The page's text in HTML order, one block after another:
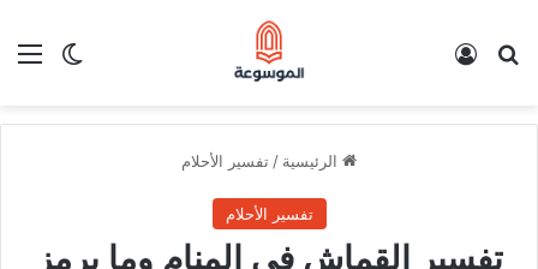
الوضع بحث عن
الرئيسية / تفسير الأحلام
تفسير الأحلام
تفسير القماش في المنام وما يرمز